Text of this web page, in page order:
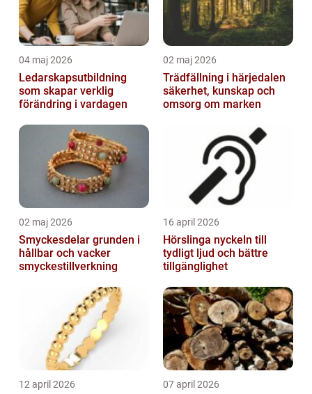
04 maj 2026
Ledarskapsutbildning
som skapar verklig
förändring i vardagen
02 maj 2026
Trädfällning i härjedalen
säkerhet, kunskap och
omsorg om marken
02 maj 2026
Smyckesdelar grunden i
hållbar och vacker
smyckestillverkning
16 april 2026
Hörslinga nyckeln till
tydligt ljud och bättre
tillgänglighet
12 april 2026 07 april 2026